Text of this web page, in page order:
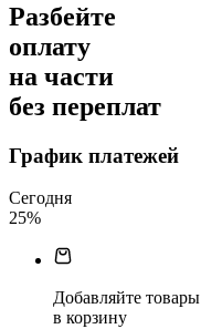
Разбейте
оплату
на части
без переплат
График платежей
Сегодня
25%
Добавляйте товары
в корзину